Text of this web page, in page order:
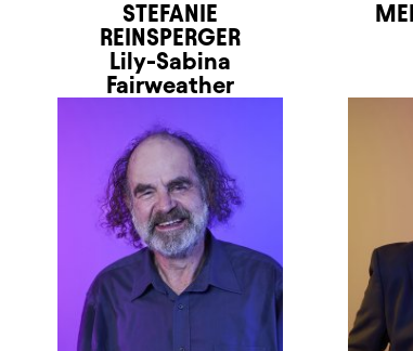
STEFANIE
REINSPERGER
Lily-Sabina
Fairweather